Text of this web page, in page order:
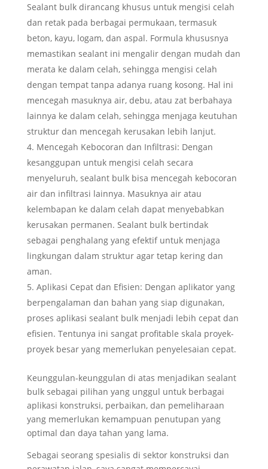
Sealant bulk dirancang khusus untuk mengisi celah
dan retak pada berbagai permukaan, termasuk
beton, kayu, logam, dan aspal. Formula khususnya
memastikan sealant ini mengalir dengan mudah dan
merata ke dalam celah, sehingga mengisi celah
dengan tempat tanpa adanya ruang kosong. Hal ini
mencegah masuknya air, debu, atau zat berbahaya
lainnya ke dalam celah, sehingga menjaga keutuhan
struktur dan mencegah kerusakan lebih lanjut.
Mencegah Kebocoran dan Infiltrasi: Dengan
kesanggupan untuk mengisi celah secara
menyeluruh, sealant bulk bisa mencegah kebocoran
air dan infiltrasi lainnya. Masuknya air atau
kelembapan ke dalam celah dapat menyebabkan
kerusakan permanen. Sealant bulk bertindak
sebagai penghalang yang efektif untuk menjaga
lingkungan dalam struktur agar tetap kering dan
aman.
Aplikasi Cepat dan Efisien: Dengan aplikator yang
berpengalaman dan bahan yang siap digunakan,
proses aplikasi sealant bulk menjadi lebih cepat dan
efisien. Tentunya ini sangat profitable skala proyek-
proyek besar yang memerlukan penyelesaian cepat.
Keunggulan-keunggulan di atas menjadikan sealant
bulk sebagai pilihan yang unggul untuk berbagai
aplikasi konstruksi, perbaikan, dan pemeliharaan
yang memerlukan kemampuan penutupan yang
optimal dan daya tahan yang lama.
Sebagai seorang spesialis di sektor konstruksi dan